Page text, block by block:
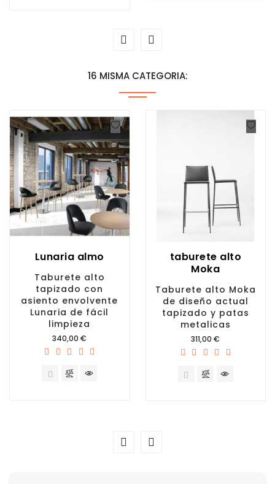
16 MISMA CATEGORIA:
Lunaria almo
Taburete alto
tapizado con
asiento envolvente
Lunaria de fácil
limpieza
Precio
340,00 €
taburete alto
Moka
Taburete alto Moka
de diseño actual
tapizado y patas
metalicas
Precio
311,00 €